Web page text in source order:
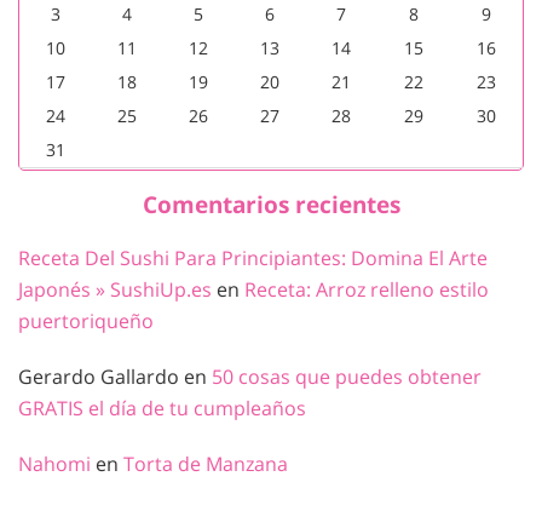
3
4 5 6 7 8
9
10
11 12 13 14 15
16
17
18 19 20 21 22
23
24
25 26 27 28 29
30
31
Comentarios recientes
Receta Del Sushi Para Principiantes: Domina El Arte
Japonés » SushiUp.es en Receta: Arroz relleno estilo
puertoriqueño
Gerardo Gallardo en 50 cosas que puedes obtener
GRATIS el día de tu cumpleaños
Nahomi en Torta de Manzana